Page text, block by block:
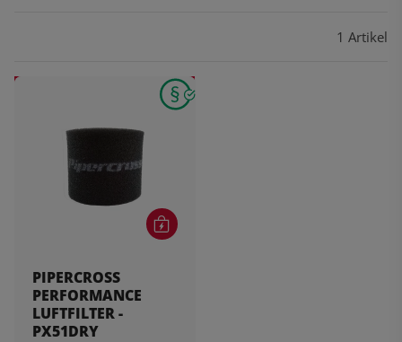
1 Artikel
PIPERCROSS
PERFORMANCE
LUFTFILTER -
PX51DRY